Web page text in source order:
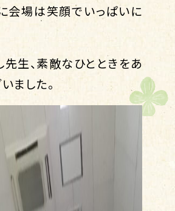
会場は笑顔でいっぱいに
先生、素敵なひとときをあ
ました。